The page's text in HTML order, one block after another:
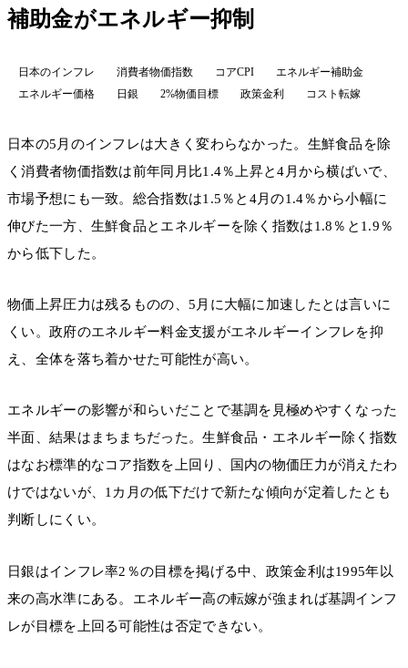
補助金がエネルギー抑制
日本のインフレ 消費者物価指数 コアCPI
エネルギー補助金
エネルギー価格
日銀 2%物価目標 政策金利 コスト転嫁
日本の5月のインフレは大きく変わらなかった。生鮮食品を除
く消費者物価指数は前年同月比1.4％上昇と4月から横ばいで、
市場予想にも一致。総合指数は1.5％と4月の1.4％から小幅に
伸びた一方、生鮮食品とエネルギーを除く指数は1.8％と1.9％
から低下した。
物価上昇圧力は残るものの、5月に大幅に加速したとは言いに
くい。政府のエネルギー料金支援がエネルギーインフレを抑
え、全体を落ち着かせた可能性が高い。
エネルギーの影響が和らいだことで基調を見極めやすくなった
半面、結果はまちまちだった。生鮮食品・エネルギー除く指数
はなお標準的なコア指数を上回り、国内の物価圧力が消えたわ
けではないが、1カ月の低下だけで新たな傾向が定着したとも
判断しにくい。
日銀はインフレ率2％の目標を掲げる中、政策金利は1995年以
来の高水準にある。エネルギー高の転嫁が強まれば基調インフ
レが目標を上回る可能性は否定できない。